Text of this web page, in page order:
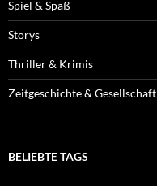
Spiel & Spaß
Storys
Thriller & Krimis
Zeitgeschichte & Gesellschaft
BELIEBTE TAGS